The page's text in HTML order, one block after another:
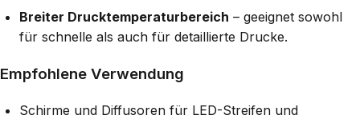
Breiter Drucktemperaturbereich – geeignet sowohl
für schnelle als auch für detaillierte Drucke.
Empfohlene Verwendung
Schirme und Diffusoren für LED-Streifen und